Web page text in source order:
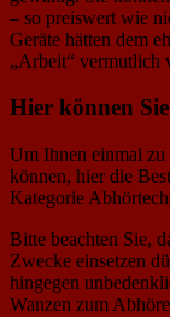
– so preiswert wie
Geräte hätten dem
„Arbeit“ vermutlich
Hier können
Um Ihnen einmal
können, hier die
Kategorie
Bitte beachten Sie,
Zwecke einsetzen
hingegen
Wanzen zum